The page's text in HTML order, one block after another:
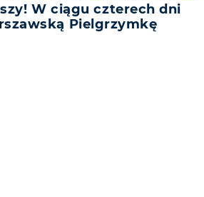
W ciągu czterech dni
Pielgrzymkę